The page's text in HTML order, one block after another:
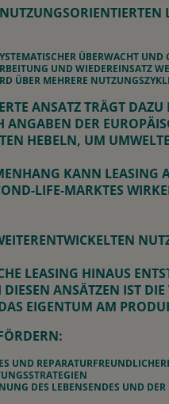
ÜBERWACHT UND
UND WIEDEREINSATZ
ÜBER MEHRERE
ANSATZ TRÄGT
ANGABEN DER
HEBELN, UM
KANN LEASING
LIFE-MARKTES
LEASING HINAUS
DIESEN ANSÄTZEN IST
EIGENTUM AM
UND
DES LEBENSENDES UND